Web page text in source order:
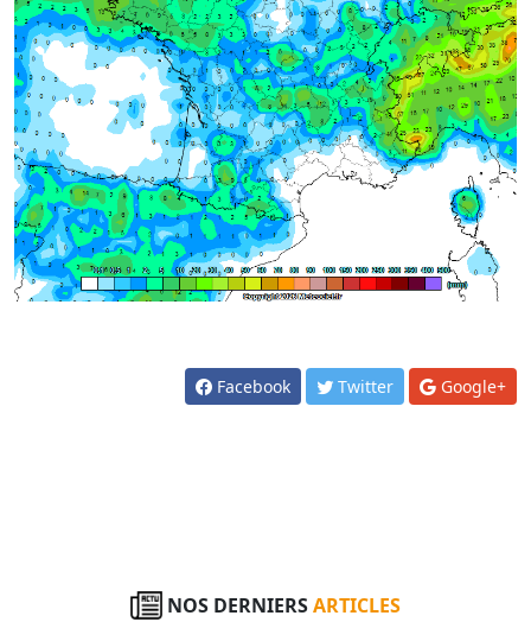
Facebook Twitter Google+
NOS DERNIERSARTICLES